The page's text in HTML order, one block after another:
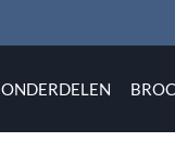
ONDERDELEN